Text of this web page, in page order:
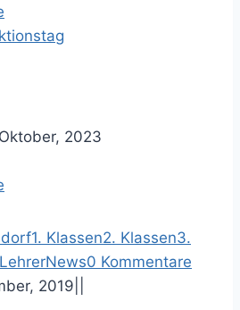
2023
1. Klassen2. Klassen3.
LehrerNews0 Kommentare
2019